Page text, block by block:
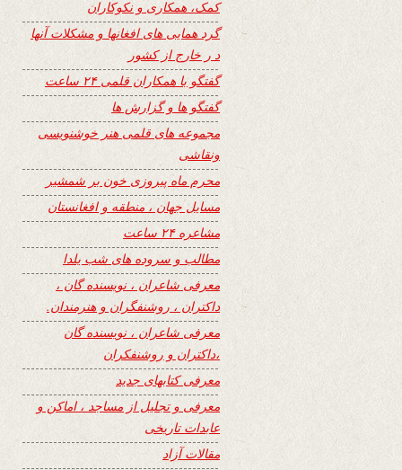
کمک، همکاری و نکوکاران
گرد همایی های افغانها و مشکلات آنها
د ر خارج از کشور
گفتگو با همکاران قلمی ۲۴ ساعت
گفتگو ها و گزارش ها
مجموعه های قلمی هنر خوشنویسی
ونقاشی
محرم ماه پیروزی خون بر شمشیر
مسایل جهان ، منطقه و افغانستان
مشاعره ۲۴ ساعت
مطالب و سروده های شب یلدا
معرفی شاعران ، نویسنده گان ،
داکتران ، روشنفگران و هنرمندان.
معرفی شاعران ، نویسنده گان
،داکتران و روشنفکران
معرفی کتابهای جدید
معرفی و تجلیل از مساجد ، اماکن و
عابدات تاریخی
مقالات آزاد